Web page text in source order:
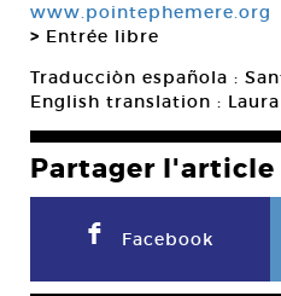
www.pointephemere.org
> Entrée libre
Traducciòn española :
English translation :
Partager l'article
F Facebook